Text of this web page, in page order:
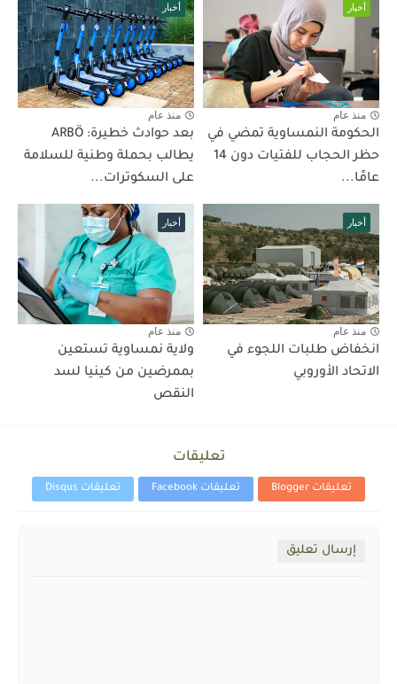
أخبار
منذ عام
الحكومة النمساوية تمضي في
حظر الحجاب للفتيات دون 14
عامًا...
أخبار
منذ عام
بعد حوادث خطيرة: ARBÖ
يطالب بحملة وطنية للسلامة
على السكوترات...
أخبار
منذ عام
انخفاض طلبات اللجوء في
الاتحاد الأوروبي
أخبار
منذ عام
ولاية نمساوية تستعين
بممرضين من كينيا لسد
النقص
تعليقات
تعليقات Blogger تعليقات Facebook تعليقات Disqus
إرسال تعليق